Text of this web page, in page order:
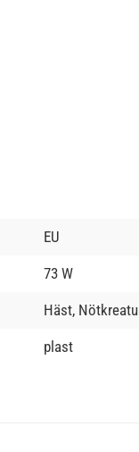
EU
73 W
Häst,
plast